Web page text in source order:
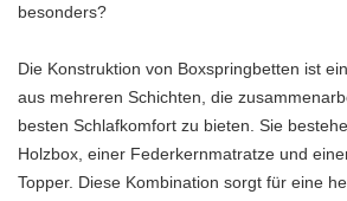
besonders?
Die Konstruktion von Boxspringbetten ist
aus mehreren Schichten, die
besten Schlafkomfort zu bieten. Sie
Holzbox, einer Federkernmatratze und
Topper. Diese Kombination sorgt für eine